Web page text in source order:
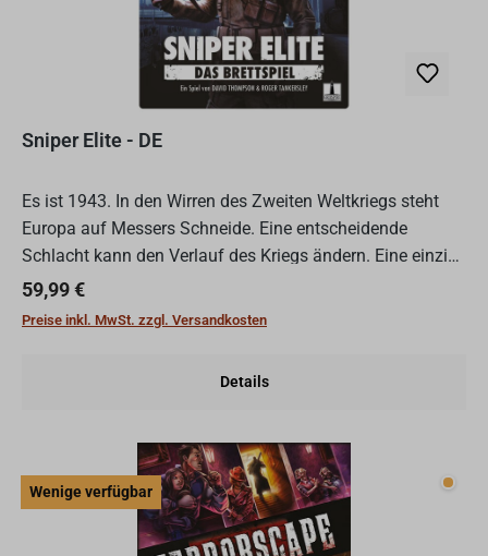
Sniper Elite - DE
Es ist 1943. In den Wirren des Zweiten Weltkriegs steht
Europa auf Messers Schneide. Eine entscheidende
Schlacht kann den Verlauf des Kriegs ändern. Eine einzige
Mission kann den Ausgang einer Schlacht
entscheiden.Jem...
Regulärer Preis:
59,99 €
Preise inkl. MwSt. zzgl. Versandkosten
Details
Wenige verfügbar